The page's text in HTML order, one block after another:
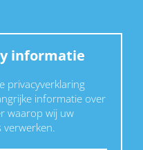
informatie
privacyverklaring
informatie over
waarop wij uw
verwerken.